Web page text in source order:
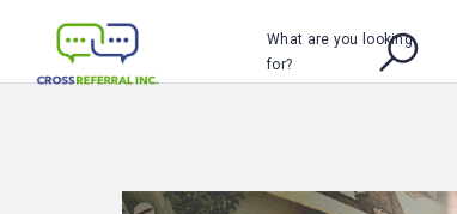
What are you looking
for?